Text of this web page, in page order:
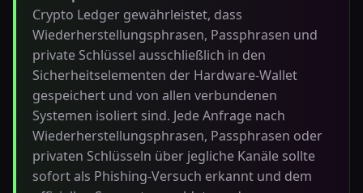
Crypto Ledger gewährleistet, dass
Wiederherstellungsphrasen, Passphrasen und
private Schlüssel ausschließlich in den
Sicherheitselementen der Hardware-Wallet
gespeichert und von allen verbundenen
Systemen isoliert sind. Jede Anfrage nach
Wiederherstellungsphrasen, Passphrasen oder
privaten Schlüsseln über jegliche Kanäle sollte
sofort als Phishing-Versuch erkannt und dem